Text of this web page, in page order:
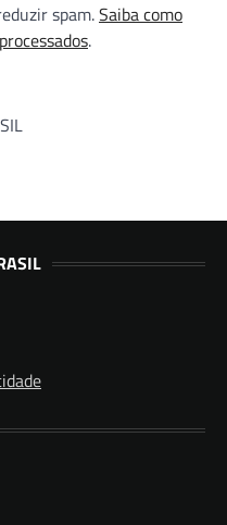
spam.Saiba como
.